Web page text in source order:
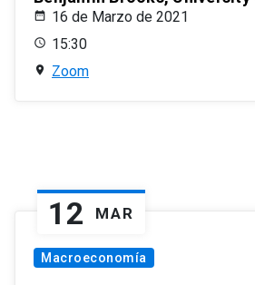
16 de Marzo de 2021
15:30
Zoom
12 MAR
Macroeconomía